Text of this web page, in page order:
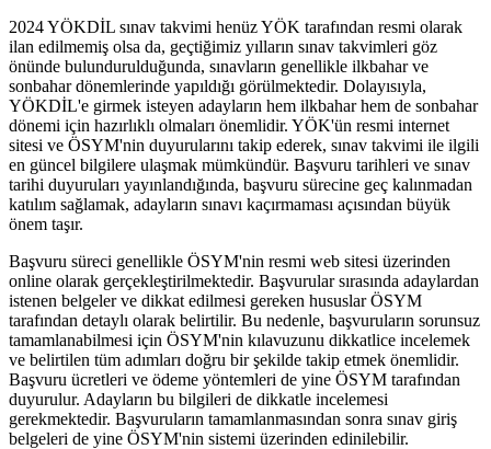
2024 YÖKDİL sınav takvimi henüz YÖK tarafından resmi olarak
ilan edilmemiş olsa da, geçtiğimiz yılların sınav takvimleri göz
önünde bulundurulduğunda, sınavların genellikle ilkbahar ve
sonbahar dönemlerinde yapıldığı görülmektedir. Dolayısıyla,
YÖKDİL'e girmek isteyen adayların hem ilkbahar hem de sonbahar
dönemi için hazırlıklı olmaları önemlidir. YÖK'ün resmi internet
sitesi ve ÖSYM'nin duyurularını takip ederek, sınav takvimi ile ilgili
en güncel bilgilere ulaşmak mümkündür. Başvuru tarihleri ve sınav
tarihi duyuruları yayınlandığında, başvuru sürecine geç kalınmadan
katılım sağlamak, adayların sınavı kaçırmaması açısından büyük
önem taşır.
Başvuru süreci genellikle ÖSYM'nin resmi web sitesi üzerinden
online olarak gerçekleştirilmektedir. Başvurular sırasında adaylardan
istenen belgeler ve dikkat edilmesi gereken hususlar ÖSYM
tarafından detaylı olarak belirtilir. Bu nedenle, başvuruların sorunsuz
tamamlanabilmesi için ÖSYM'nin kılavuzunu dikkatlice incelemek
ve belirtilen tüm adımları doğru bir şekilde takip etmek önemlidir.
Başvuru ücretleri ve ödeme yöntemleri de yine ÖSYM tarafından
duyurulur. Adayların bu bilgileri de dikkatle incelemesi
gerekmektedir. Başvuruların tamamlanmasından sonra sınav giriş
belgeleri de yine ÖSYM'nin sistemi üzerinden edinilebilir.